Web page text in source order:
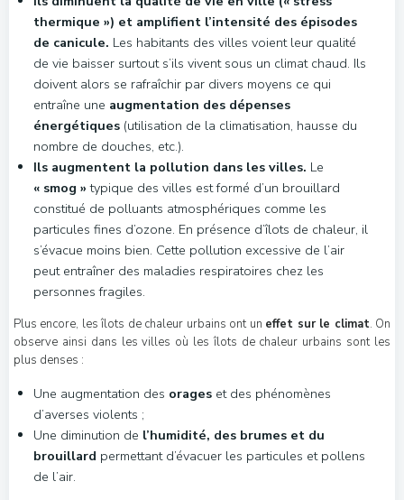
thermique ») et amplifient l’intensité des épisodes
de canicule. Les habitants des villes voient leur qualité
de vie baisser surtout s’ils vivent sous un climat chaud. Ils
doivent alors se rafraîchir par divers moyens ce qui
entraîne une augmentation des dépenses
énergétiques(utilisation de la climatisation, hausse du
nombre de douches, etc.).
Ils augmentent la pollution dans les villes. Le
« smog »typique des villes est formé d’un brouillard
constitué de polluants atmosphériques comme les
particules fines d’ozone. En présence d’îlots de chaleur, il
s’évacue moins bien. Cette pollution excessive de l’air
peut entraîner des maladies respiratoires chez les
personnes fragiles.
Plus encore, les îlots de chaleur urbains ont un effet sur le climat. On
observe ainsi dans les villes où les îlots de chaleur urbains sont les
plus denses :
Une augmentation des orageset des phénomènes
d’averses violents ;
Une diminution de l’humidité, des brumes et du
brouillard permettant d’évacuer les particules et pollens
de l’air.